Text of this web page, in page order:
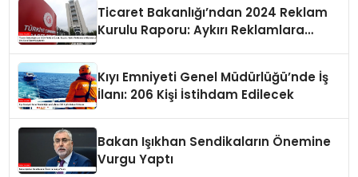
Ticaret Bakanlığı’ndan 2024 Reklam
Kurulu Raporu: Aykırı Reklamlara
Kıyı Emniyeti Genel Müdürlüğü’nde İş
İlanı: 206 Kişi İstihdam Edilecek
Bakan Işıkhan Sendikaların Önemine
Vurgu Yaptı